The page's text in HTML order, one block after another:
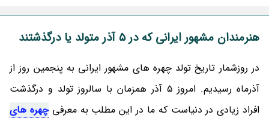
هنرمندان مشهور ایرانی که در 5 آذر متولد یا درگذشتند
در روزشمار تاریخ تولد چهره های مشهور ایرانی به پنجمین روز از
آذرماه رسیدیم. امروز 5 آذر همزمان با سالروز تولد و درگذشت
افراد زیادی در دنیاست که ما در این مطلب به معرفیچهره های